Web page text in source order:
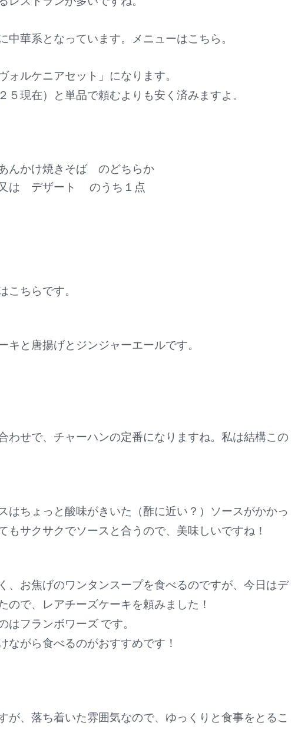
中華系となっています。メニューはこちら。
ォルケニアセット」になります。
５現在）と単品で頼むよりも安く済みますよ。
かけ焼きそば のどちらか
デザート のうち１点
こちらです。
キと唐揚げとジンジャーエールです。
わせで、チャーハンの定番になりますね。私は結構この
はちょっと酸味がきいた（酢に近い？）ソースがかかっ
もサクサクでソースと合うので、美味しいですね！
、お焦げのワンタンスープを食べるのですが、今日はデ
ので、レアチーズケーキを頼みました！
フランボワーズ です。
ながら食べるのがおすすめです！
が、落ち着いた雰囲気なので、ゆっくりと食事をとるこ